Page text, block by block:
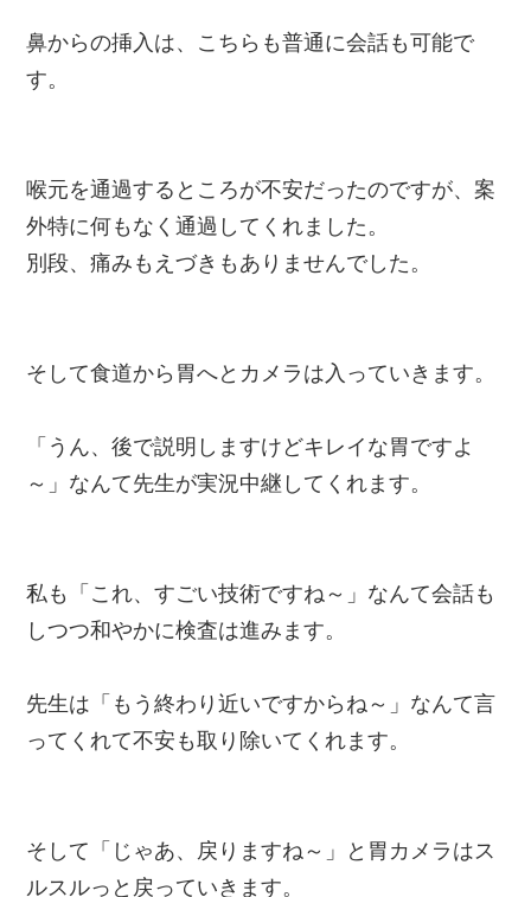
鼻からの挿入は、こちらも普通に会話も可能で
す。
喉元を通過するところが不安だったのですが、案
外特に何もなく通過してくれました。
別段、痛みもえづきもありませんでした。
そして食道から胃へとカメラは入っていきます。
「うん、後で説明しますけどキレイな胃ですよ
～」なんて先生が実況中継してくれます。
私も「これ、すごい技術ですね～」なんて会話も
しつつ和やかに検査は進みます。
先生は「もう終わり近いですからね～」なんて言
ってくれて不安も取り除いてくれます。
そして「じゃあ、戻りますね～」と胃カメラはス
ルスルっと戻っていきます。